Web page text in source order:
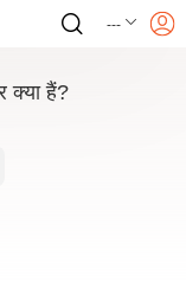
---
क्या हैं?